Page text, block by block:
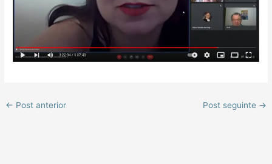
← Post anterior Post seguinte →